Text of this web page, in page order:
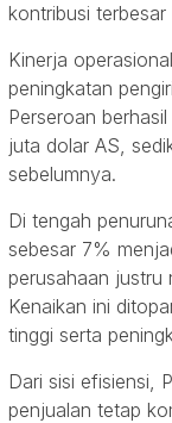
kontribusi
Kinerja
peningkatan
Perseroan
juta dolar AS,
sebelumnya.
Di tengah
sebesar 7%
perusahaan
Kenaikan ini
tinggi serta
Dari sisi efisiensi,
penjualan tetap